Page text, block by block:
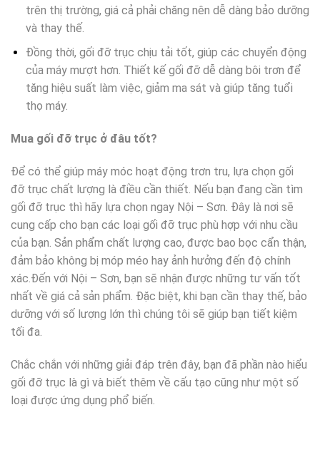
trên thị trường, giá cả phải chăng nên dễ dàng bảo dưỡng
và thay thế.
Đồng thời, gối đỡ trục chịu tải tốt, giúp các chuyển động
của máy mượt hơn. Thiết kế gối đỡ dễ dàng bôi trơn để
tăng hiệu suất làm việc, giảm ma sát và giúp tăng tuổi
thọ máy.
Mua gối đỡ trục ở đâu tốt?
Để có thể giúp máy móc hoạt động trơn tru, lựa chọn gối
đỡ trục chất lượng là điều cần thiết. Nếu bạn đang cần tìm
gối đỡ trục thì hãy lựa chọn ngay Nội – Sơn. Đây là nơi sẽ
cung cấp cho bạn các loại gối đỡ trục phù hợp với nhu cầu
của bạn. Sản phẩm chất lượng cao, được bao bọc cẩn thận,
đảm bảo không bị móp méo hay ảnh hưởng đến độ chính
xác.Đến với Nội – Sơn, bạn sẽ nhận được những tư vấn tốt
nhất về giá cả sản phẩm. Đặc biệt, khi bạn cần thay thế, bảo
dưỡng với số lượng lớn thì chúng tôi sẽ giúp bạn tiết kiệm
tối đa.
Chắc chắn với những giải đáp trên đây, bạn đã phần nào hiểu
gối đỡ trục là gì và biết thêm về cấu tạo cũng như một số
loại được ứng dụng phổ biến.